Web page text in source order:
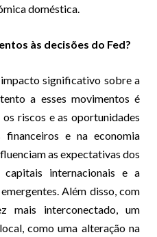
doméstica.
às decisões do Fed?
significativo sobre a
a esses movimentos é
riscos e as oportunidades
financeiros e na economia
as expectativas dos
internacionais e a
Além disso, com
mais interconectado, um
como uma alteração na